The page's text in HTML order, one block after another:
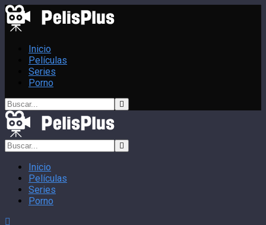
Inicio
Películas
Series
Porno
Inicio
Películas
Series
Porno